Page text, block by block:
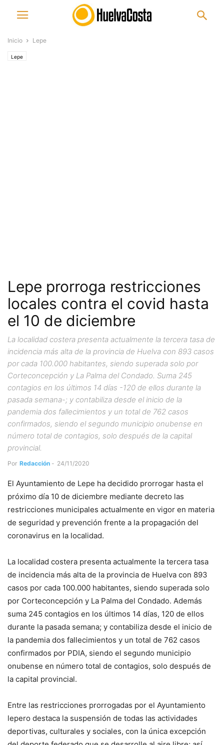
Inicio Lepe
Lepe
Lepe prorroga restricciones
locales contra el covid hasta
el 10 de diciembre
La localidad costera presenta actualmente la tercera tasa de
incidencia más alta de la provincia de Huelva con 893 casos
por cada 100.000 habitantes, siendo superada solo por
Corteconcepción y La Palma del Condado. Suma 245
contagios en los últimos 14 días -120 de ellos durante la
pasada semana-; y contabiliza desde el inicio de la
pandemia dos fallecimientos y un total de 762 casos
confirmados, siendo el segundo municipio onubense en
número total de contagios, solo después de la capital
provincial.
Por Redacción - 24/11/2020
El Ayuntamiento de Lepe ha decidido prorrogar hasta el
próximo día 10 de diciembre mediante decreto las
restricciones municipales actualmente en vigor en materia
de seguridad y prevención frente a la propagación del
coronavirus en la localidad.
La localidad costera presenta actualmente la tercera tasa
de incidencia más alta de la provincia de Huelva con 893
casos por cada 100.000 habitantes, siendo superada solo
por Corteconcepción y La Palma del Condado. Además
suma 245 contagios en los últimos 14 días, 120 de ellos
durante la pasada semana; y contabiliza desde el inicio de
la pandemia dos fallecimientos y un total de 762 casos
confirmados por PDIA, siendo el segundo municipio
onubense en número total de contagios, solo después de
la capital provincial.
Entre las restricciones prorrogadas por el Ayuntamiento
lepero destaca la suspensión de todas las actividades
deportivas, culturales y sociales, con la única excepción